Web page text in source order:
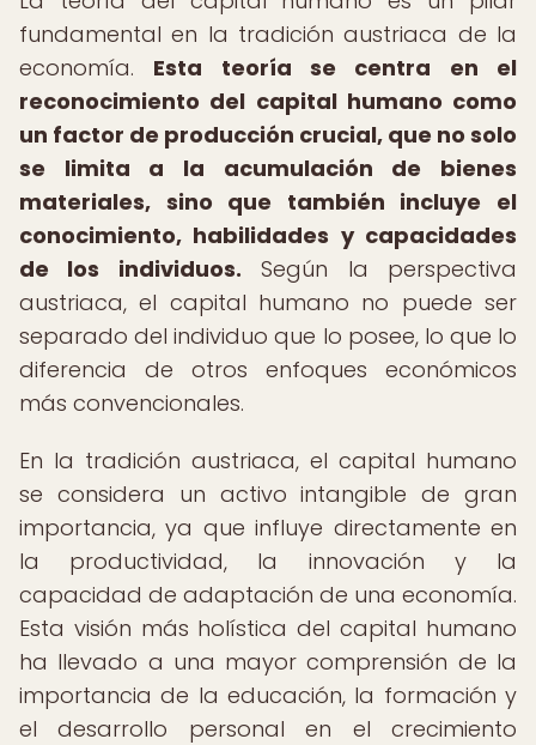
fundamental en la tradición austriaca de la
economía. Esta teoría se centra en el
reconocimiento del capital humano como
un factor de producción crucial, que no solo
se limita a la acumulación de bienes
materiales, sino que también incluye el
conocimiento, habilidades y capacidades
de los individuos. Según la perspectiva
austriaca, el capital humano no puede ser
separado del individuo que lo posee, lo que lo
diferencia de otros enfoques económicos
más convencionales.
En la tradición austriaca, el capital humano
se considera un activo intangible de gran
importancia, ya que influye directamente en
la productividad, la innovación y la
capacidad de adaptación de una economía.
Esta visión más holística del capital humano
ha llevado a una mayor comprensión de la
importancia de la educación, la formación y
el desarrollo personal en el crecimiento